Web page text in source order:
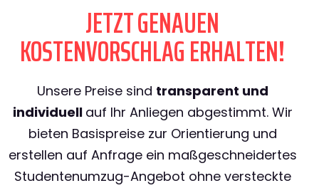
JETZT GENAUEN
KOSTENVORSCHLAG ERHALTEN!
Unsere Preise sind transparent und
individuell auf Ihr Anliegen abgestimmt. Wir
bieten Basispreise zur Orientierung und
erstellen auf Anfrage ein maßgeschneidertes
Studentenumzug-Angebot ohne versteckte